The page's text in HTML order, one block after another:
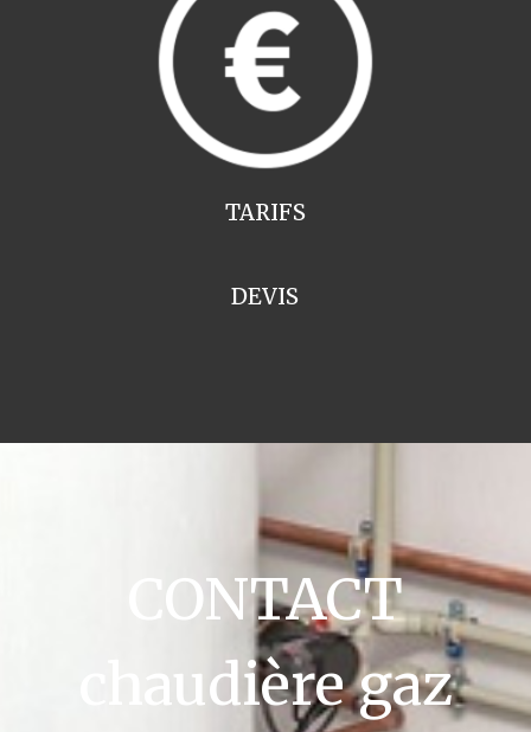
TARIFS
DEVIS
CONTACT
chaudière gaz